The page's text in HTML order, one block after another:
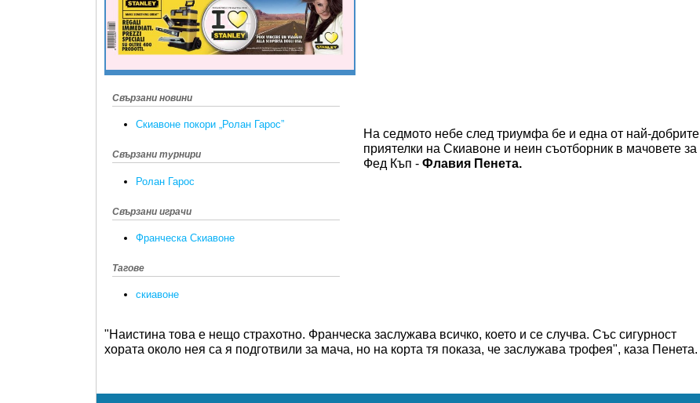
Свързани новини
Скиавоне покори „Ролан Гарос”
Свързани турнири
Ролан Гарос
Свързани играчи
Франческа Скиавоне
Тагове
скиавоне
На седмото небе след триумфа бе и една от най-добрите
приятелки на Скиавоне и неин съотборник в мачовете за
Фед Къп - Флавия Пенета.
"Наистина това е нещо страхотно. Франческа заслужава всичко, което и се случва. Със сигурност
хората около нея са я подготвили за мача, но на корта тя показа, че заслужава трофея", каза Пенета.